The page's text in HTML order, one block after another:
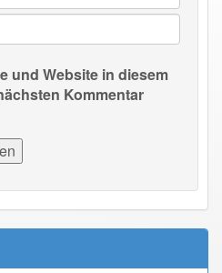
und Website in diesem
Kommentar